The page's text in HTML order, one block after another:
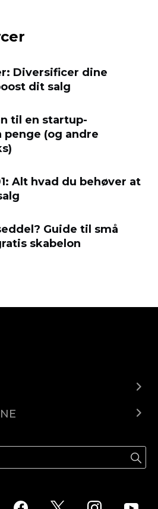
Diversificer dine
dit salg
til en startup-
(og andre
Alt hvad du behøver at
Guide til små
skabelon